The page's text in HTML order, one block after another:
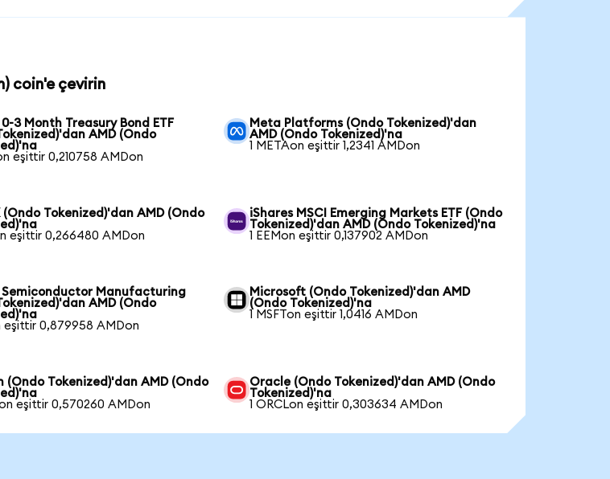
coin'e çevirin
3 Month Treasury Bond ETF
AMD (Ondo
eşittir 0,210758 AMDon
Meta Platforms (Ondo Tokenized)'dan
AMD (Ondo Tokenized)'na
1 METAon eşittir 1,2341 AMDon
(Ondo Tokenized)'dan AMD (Ondo
eşittir 0,266480 AMDon
iShares MSCI Emerging Markets ETF (Ondo
Tokenized)'dan AMD (Ondo Tokenized)'na
1 EEMon eşittir 0,137902 AMDon
Semiconductor Manufacturing
AMD (Ondo
eşittir 0,879958 AMDon
Microsoft (Ondo Tokenized)'dan AMD
(Ondo Tokenized)'na
1 MSFTon eşittir 1,0416 AMDon
(Ondo Tokenized)'dan AMD (Ondo
eşittir 0,570260 AMDon
Oracle (Ondo Tokenized)'dan AMD (Ondo
Tokenized)'na
1 ORCLon eşittir 0,303634 AMDon